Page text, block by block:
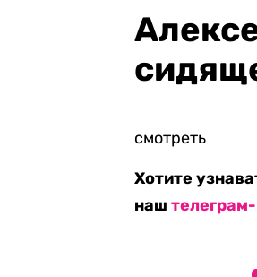
смотреть
Хотите
наш